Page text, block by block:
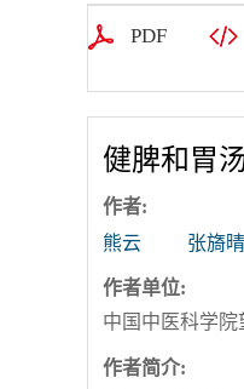
PDF
健脾和胃
作者:
熊云
张旖晴
作者单位:
中国中医科学院
作者简介: